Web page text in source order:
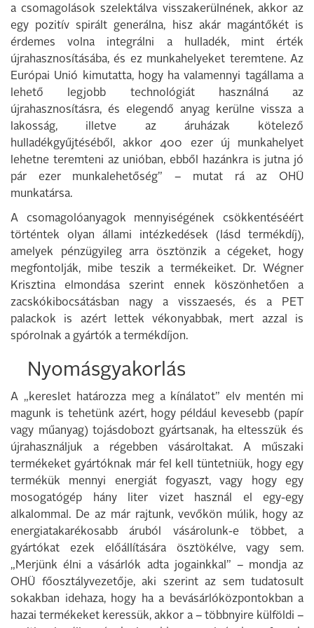
a csomagolások szelektálva visszakerülnének, akkor az
egy pozitív spirált generálna, hisz akár magántőkét is
érdemes volna integrálni a hulladék, mint érték
újrahasznosításába, és ez munkahelyeket teremtene. Az
Európai Unió kimutatta, hogy ha valamennyi tagállama a
lehető legjobb technológiát használná az
újrahasznosításra, és elegendő anyag kerülne vissza a
lakosság, illetve az áruházak kötelező
hulladékgyűjtéséből, akkor 400 ezer új munkahelyet
lehetne teremteni az unióban, ebből hazánkra is jutna jó
pár ezer munkalehetőség” – mutat rá az OHÜ
munkatársa.
A csomagolóanyagok mennyiségének csökkentéséért
történtek olyan állami intézkedések (lásd termékdíj),
amelyek pénzügyileg arra ösztönzik a cégeket, hogy
megfontolják, mibe teszik a termékeiket. Dr. Wégner
Krisztina elmondása szerint ennek köszönhetően a
zacskókibocsátásban nagy a visszaesés, és a PET
palackok is azért lettek vékonyabbak, mert azzal is
spórolnak a gyártók a termékdíjon.
Nyomásgyakorlás
A „kereslet határozza meg a kínálatot” elv mentén mi
magunk is tehetünk azért, hogy például kevesebb (papír
vagy műanyag) tojásdobozt gyártsanak, ha eltesszük és
újrahasználjuk a régebben vásároltakat. A műszaki
termékeket gyártóknak már fel kell tüntetniük, hogy egy
termékük mennyi energiát fogyaszt, vagy hogy egy
mosogatógép hány liter vizet használ el egy-egy
alkalommal. De az már rajtunk, vevőkön múlik, hogy az
energiatakarékosabb áruból vásárolunk-e többet, a
gyártókat ezek előállítására ösztökélve, vagy sem.
„Merjünk élni a vásárlók adta jogainkkal” – mondja az
OHÜ főosztályvezetője, aki szerint az sem tudatosult
sokakban idehaza, hogy ha a bevásárlóközpontokban a
hazai termékeket keressük, akkor a – többnyire külföldi –